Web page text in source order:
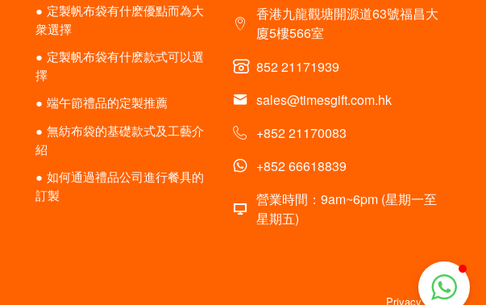
定製帆布袋有什麽優點而為大
衆選擇
定製帆布袋有什麽款式可以選
擇
端午節禮品的定製推薦
無紡布袋的基礎款式及工藝介
紹
如何通過禮品公司進行餐具的
訂製
香港九龍觀塘開源道63號福昌大
廈5樓566室
852 21171939
sales@timesgift.com.hk
+852 21170083
+852 66618839
營業時間：9am~6pm (星期一至
星期五)
Privacy policy